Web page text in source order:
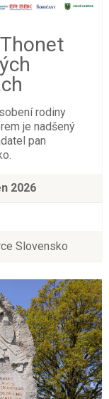
rodiny
je nadšený
pan
2026
Slovensko